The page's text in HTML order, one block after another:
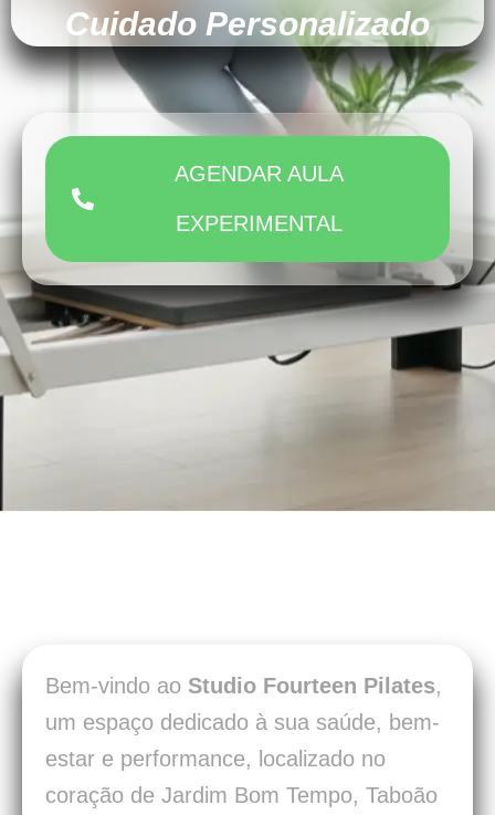
Cuidado Personalizado
AGENDAR AULA
EXPERIMENTAL
Bem-vindo ao Studio Fourteen Pilates,
um espaço dedicado à sua saúde, bem-
estar e performance, localizado no
coração de Jardim Bom Tempo, Taboão